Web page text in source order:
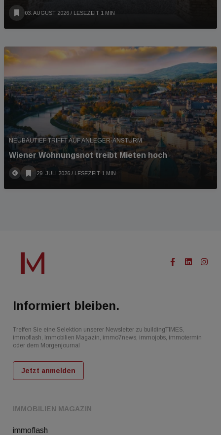
03. AUGUST 2026 / LESEZEIT 1 MIN
NEUBAUTIEF TRIFFT AUF ANLEGER-ANSTURM
Wiener Wohnungsnot treibt Mieten hoch
29. JULI 2026 / LESEZEIT 1 MIN
IMMOBILIEN MAGAZIN
immoflash
Informiert bleiben.
Treffen Sie eine Selektion unserer Newsletter zu buildingTIMES,
immoflash, Immobilien Magazin, immo7news, immojobs, immotermin
oder dem Morgenjournal
Jetzt anmelden